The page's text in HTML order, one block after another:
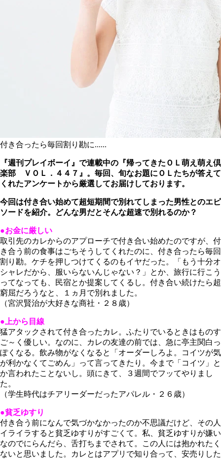
付き合ったら毎回割り勘に......
『週刊プレイボーイ』で連載中の『帰ってきたＯＬ萌え萌え倶
楽部 ＶＯＬ．４４７』。毎回、旬なお題にＯＬたちが答えて
くれたアンケートから厳選してお届けしております。
今回は付き合い始めて超短期間で別れてしまった男性とのエピ
ソードを紹介。どんな男だとそんな超速で別れるのか？
●お金に厳しい
取引先のカレからのアプローチで付き合い始めたのですが、付
き合う前の食事はごちそうしてくれたのに、付き合ったら毎回
割り勘。ケチを押しつけてくるのもイヤだった。「もう十分オ
シャレだから、服いらないんじゃない？」とか、旅行に行こう
ってなっても、民宿とか提案してくるし。付き合い続けたら超
窮屈だろうなと、１ヵ月で別れました。
（宮沢賢治が大好きな商社・２８歳）
●上から目線
猛アタックされて付き合ったカレ。ふたりでいるときはものす
ご～く優しい。なのに、カレの友達の前では、急に亭主関白っ
ぽくなる。飲み物がなくなると「オーダーしろよ。コイツが気
が利かなくてごめん」って言ってきたり。今まで「コイツ」と
か言われたことないし。頭にきて、３週間でフッてやりまし
た。
（学生時代はチアリーダーだったアパレル・２６歳）
●貧乏ゆすり
付き合う前になんで気づかなかったのか不思議だけど、その人
イライラすると貧乏ゆすりがすごくて。私、貧乏ゆすりが嫌い
なのでにらんだら、舌打ちまでされて。この人には抱かれたく
ないと思いました。カレとはアプリで知り合って、安売りした